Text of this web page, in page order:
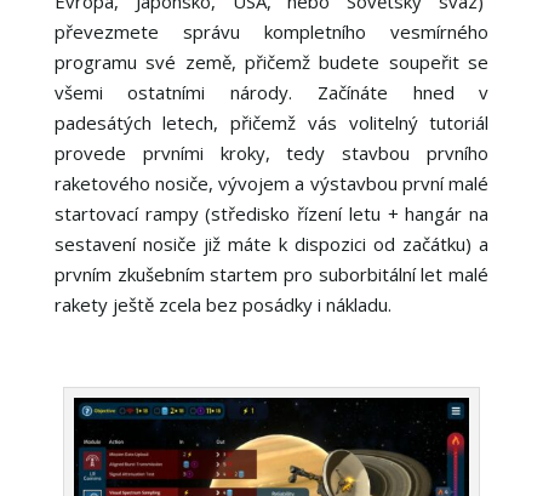
převezmete správu kompletního vesmírného
programu své země, přičemž budete soupeřit se
všemi ostatními národy. Začínáte hned v
padesátých letech, přičemž vás volitelný tutoriál
provede prvními kroky, tedy stavbou prvního
raketového nosiče, vývojem a výstavbou první malé
startovací rampy (středisko řízení letu + hangár na
sestavení nosiče již máte k dispozici od začátku) a
prvním zkušebním startem pro suborbitální let malé
rakety ještě zcela bez posádky i nákladu.